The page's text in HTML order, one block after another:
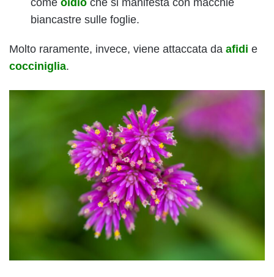
biancastre sulle foglie.
Molto raramente, invece, viene attaccata da afidi e
cocciniglia.